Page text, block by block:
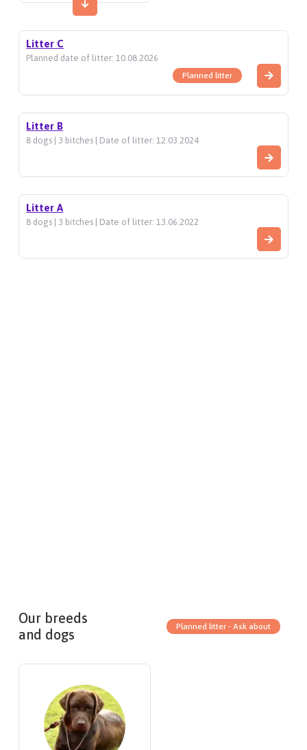
Litter C
Planned date of litter: 10.08.2026
Planned litter
Litter B
8 dogs | 3 bitches | Date of litter: 12.03.2024
Litter A
8 dogs | 3 bitches | Date of litter: 13.06.2022
Our breeds
and dogs
Planned litter - Ask about